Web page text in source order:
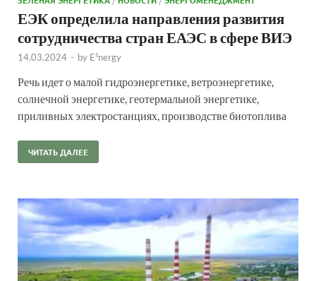
ЕЭК определила направления развития
сотрудничества стран ЕАЭС в сфере ВИЭ
14.03.2024 - by E²nergy
Речь идет о малой гидроэнергетике, ветроэнергетике,
солнечной энергетике, геотермальной энергетике,
приливных электростанциях, производстве биотоплива
ЧИТАТЬ ДАЛЕЕ